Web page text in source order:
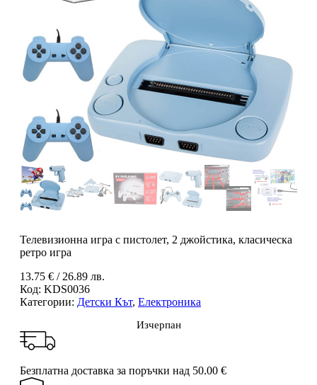
Телевизионна игра с пистолет, 2 джойстика, класическа
ретро игра
13.75 € / 26.89 лв.
Код: KDS0036
Категории: Детски Кът, Електроника
Изчерпан
Безплатна доставка за поръчки над 50.00 €